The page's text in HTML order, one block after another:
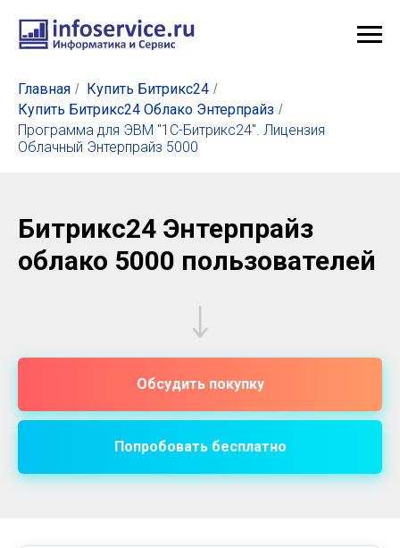
Главная / Купить Битрикс24 /
Купить Битрикс24 Облако Энтерпрайз /
Программа для ЭВМ "1С-Битрикс24". Лицензия
Облачный Энтерпрайз 5000
Битрикс24 Энтерпрайз
облако 5000 пользователей
Обсудить покупку
Попробовать бесплатно